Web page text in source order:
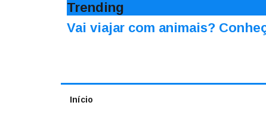
Trending
Vai viajar com animais?
Início